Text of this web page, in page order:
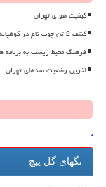
کیفیت هوای تهران
کشف 2 تن چوب تاغ در کوهپایه اصفهان طی 24 ساعت اخیر 8 نفر دستگیر شدند
فرهنگ محیط زیست به برنامه
آخرین وضعیت سدهای تهران
تگهای گل پیچ